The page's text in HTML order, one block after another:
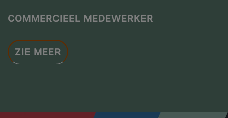
COMMERCIEEL MEDEWERKER
ZIE MEER